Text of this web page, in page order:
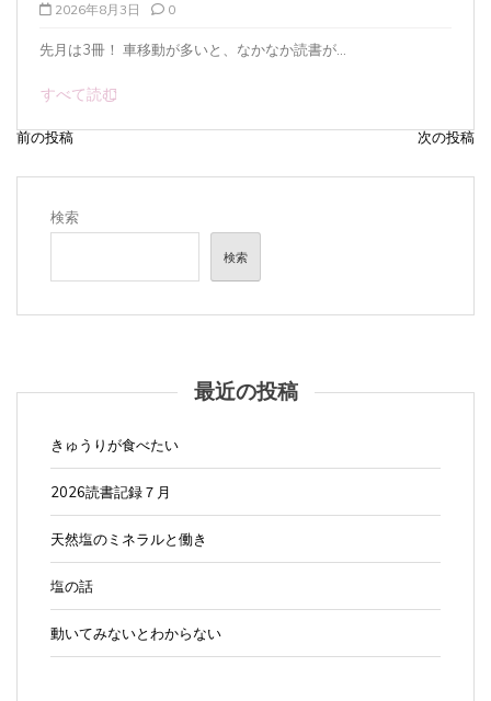
2026年8月1日 0
海水塩(天然塩)と人間の体液のミネラルバラン...
すべて読む
投
稿
ー
前の投稿 次の投稿
検索
検索
最近の投稿
きゅうりが食べたい
2026読書記録７月
天然塩のミネラルと働き
塩の話
動いてみないとわからない